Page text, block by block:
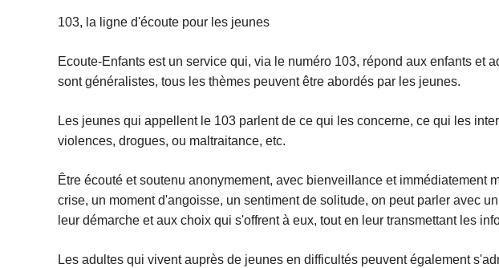
103, la ligne d'écoute pour les jeunes
Ecoute-Enfants est un service qui, via le numéro 103, répond aux enfants
sont généralistes, tous les thèmes peuvent être abordés par les jeunes.
Les jeunes qui appellent le 103 parlent de ce qui les concerne, ce qui les
violences, drogues, ou maltraitance, etc.
Être écouté et soutenu anonymement, avec bienveillance et
crise, un moment d'angoisse, un sentiment de solitude, on peut parler avec
leur démarche et aux choix qui s'offrent à eux, tout en leur transmettant les
Les adultes qui vivent auprès de jeunes en difficultés peuvent également